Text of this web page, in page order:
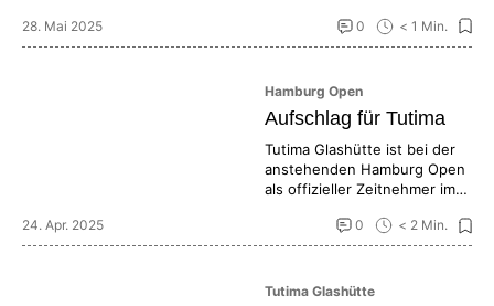
„M2 Seven Seas S – Tennis
Edition“ überreicht.
28. Mai 2025 0 < 1 Min.
Hamburg Open
Aufschlag für Tutima
Tutima Glashütte ist bei der
anstehenden Hamburg Open
als offizieller Zeitnehmer im
diesem Anlass ein neues
Sondermodell in der „M2
24. Apr. 2025 0 < 2 Min.
Tutima Glashütte